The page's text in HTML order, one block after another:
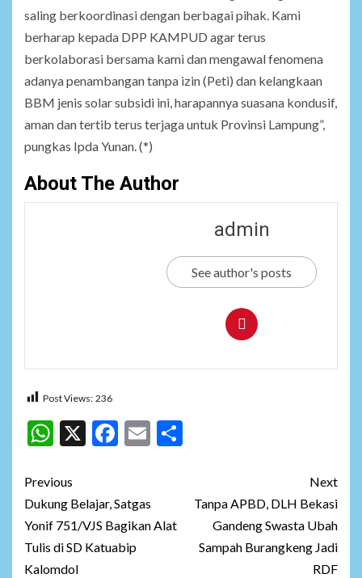
saling berkoordinasi dengan berbagai pihak. Kami
berharap kepada DPP KAMPUD agar terus
berkolaborasi bersama kami dan mengawal fenomena
adanya penambangan tanpa izin (Peti) dan kelangkaan
BBM jenis solar subsidi ini, harapannya suasana kondusif,
aman dan tertib terus terjaga untuk Provinsi Lampung”,
pungkas Ipda Yunan. (*)
About The Author
admin
See author's posts
Post Views: 236
WhatsApp
X Facebook
Email
Post
navigation
Previous
Dukung Belajar, Satgas
Yonif 751/VJS Bagikan Alat
Tulis di SD Katuabip
Kalomdol
Next
Tanpa APBD, DLH Bekasi
Gandeng Swasta Ubah
Sampah Burangkeng Jadi
RDF